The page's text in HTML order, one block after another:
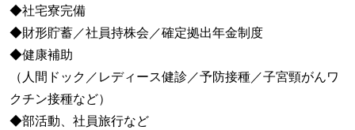
◆社宅寮完備
◆財形貯蓄／社員持株会／確定拠出年金制度
◆健康補助
（人間ドック／レディース健診／予防接種／子宮頸がんワ
クチン接種など）
◆部活動、社員旅行など